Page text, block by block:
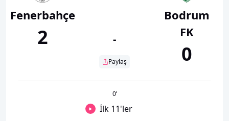
Fenerbahçe
2 -
Paylaş
Bodrum
FK
0
0’
İlk 11'ler